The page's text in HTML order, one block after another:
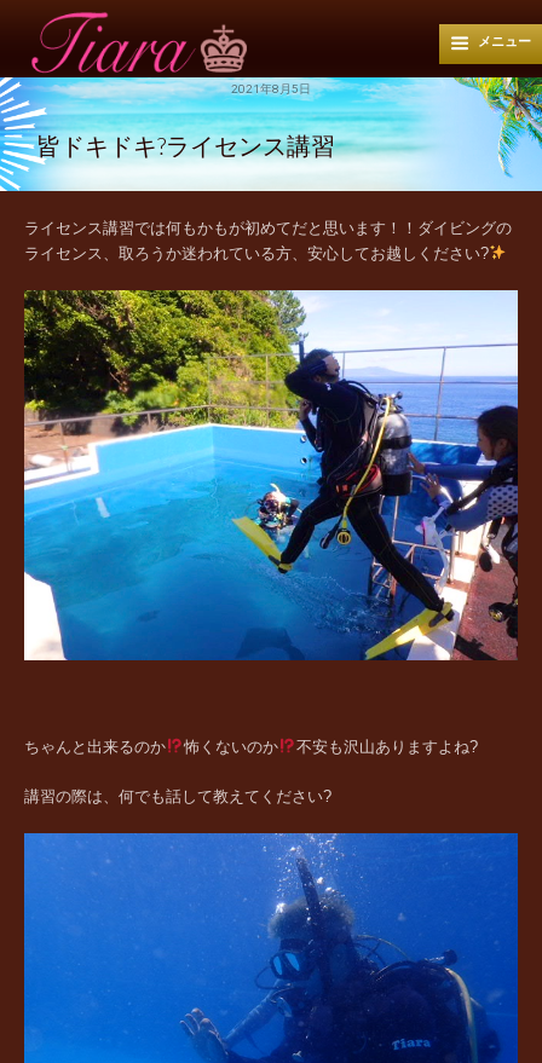
メニュー
2021年8月5日
皆ドキドキ?ライセンス講習
ライセンス講習では何もかもが初めてだと思います！！ダイビングの
ライセンス、取ろうか迷われている方、安心してお越しください?
ちゃんと出来るのか 怖くないのか 不安も沢山ありますよね?
講習の際は、何でも話して教えてください?